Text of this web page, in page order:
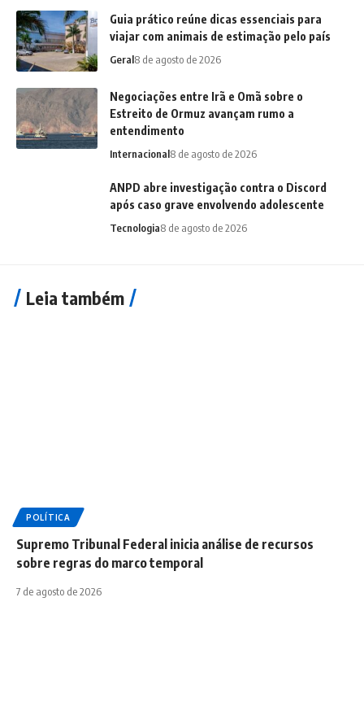
Guia prático reúne dicas essenciais para
viajar com animais de estimação pelo país
Geral8 de agosto de 2026
Negociações entre Irã e Omã sobre o
Estreito de Ormuz avançam rumo a
entendimento
Internacional8 de agosto de 2026
ANPD abre investigação contra o Discord
após caso grave envolvendo adolescente
Tecnologia8 de agosto de 2026
Leia também
POLÍTICA
Supremo Tribunal Federal inicia análise de recursos
sobre regras do marco temporal
7 de agosto de 2026